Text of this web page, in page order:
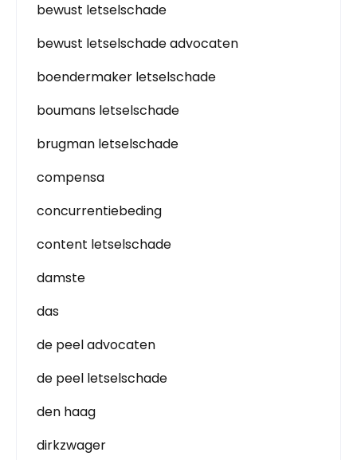
bewust letselschade
bewust letselschade advocaten
boendermaker letselschade
boumans letselschade
brugman letselschade
compensa
concurrentiebeding
content letselschade
damste
das
de peel advocaten
de peel letselschade
den haag
dirkzwager